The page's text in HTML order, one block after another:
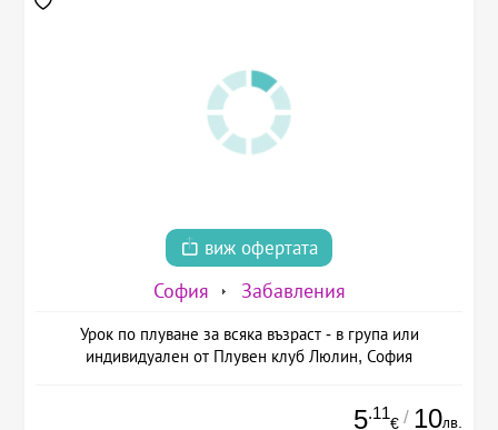
виж офертата
София Забавления
Урок по плуване за всяка възраст - в група или
индивидуален от Плувен клуб Люлин, София
5.11
€ / 10лв.